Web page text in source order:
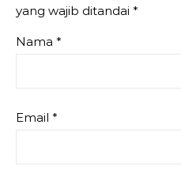
yang wajib ditandai *
Nama *
Email *